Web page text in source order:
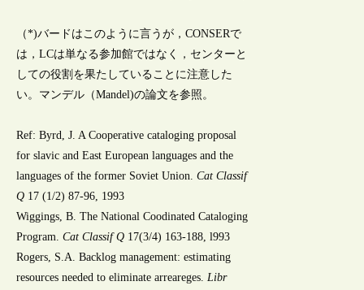
（*)バードはこのように言うが，CONSERで
は，LCは単なる参加館ではなく，センターと
しての役割を果たしていることに注意した
い。マンデル（Mandel)の論文を参照。
Ref: Byrd, J. A Cooperative cataloging proposal
for slavic and East European languages and the
languages of the former Soviet Union.Cat Classif
Q 17 (1/2) 87-96, 1993
Wiggings, B. The National Coodinated Cataloging
Program.Cat Classif Q 17(3/4) 163-188, l993
Rogers, S.A. Backlog management: estimating
resources needed to eliminate arreareges. Libr